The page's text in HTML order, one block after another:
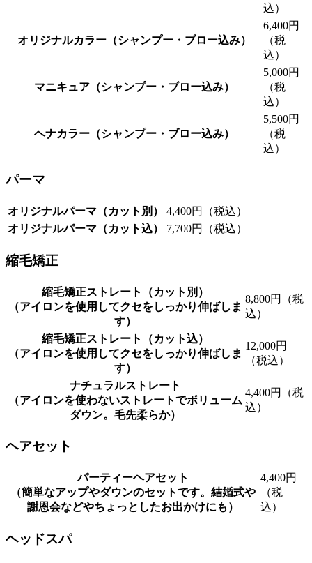
込）
オリジナルカラー（シャンプー・ブロー込み）
6,400円
（税
込）
マニキュア（シャンプー・ブロー込み）
5,000円
（税
込）
ヘナカラー（シャンプー・ブロー込み）
5,500円
（税
込）
パーマ
オリジナルパーマ（カット別）
4,400円（税込）
オリジナルパーマ（カット込）
7,700円（税込）
縮毛矯正
縮毛矯正ストレート（カット別）
（アイロンを使用してクセをしっかり伸ばしま
す）
8,800円（税
込）
縮毛矯正ストレート（カット込）
（アイロンを使用してクセをしっかり伸ばしま
す）
12,000円
（税込）
ナチュラルストレート
（アイロンを使わないストレートでボリューム
ダウン。毛先柔らか）
4,400円（税
込）
ヘアセット
パーティーヘアセット
（簡単なアップやダウンのセットです。結婚式や
謝恩会などやちょっとしたお出かけにも）
4,400円
（税
込）
ヘッドスパ